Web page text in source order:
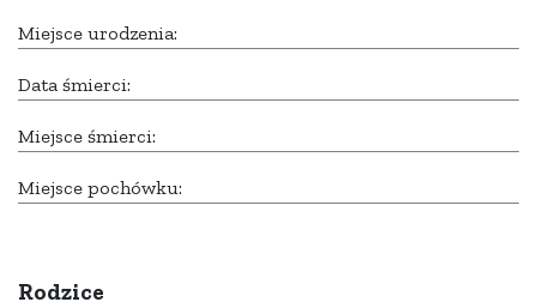
Miejsce urodzenia:
Data śmierci:
Miejsce śmierci:
Miejsce pochówku:
Rodzice